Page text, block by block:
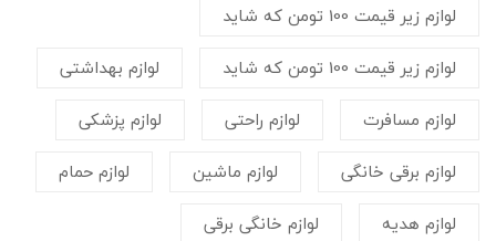
لوازم زیر قیمت 100 تومن که شاید
لوازم زیر قیمت 100 تومن که شاید
لوازم بهداشتی
لوازم مسافرت
لوازم راحتی
لوازم پزشکی
لوازم برقی خانگی
لوازم ماشین
لوازم حمام
لوازم هدیه
لوازم خانگی برقی